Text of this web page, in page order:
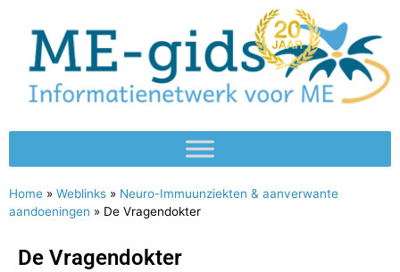
Home » Weblinks » Neuro-Immuunziekten & aanverwante
aandoeningen » De Vragendokter
De Vragendokter